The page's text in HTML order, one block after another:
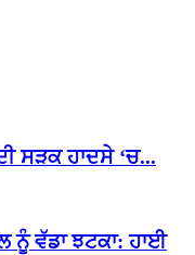
ਸੜਕ ਹਾਦਸੇ ‘ਚ...
ਨੂੰ ਵੱਡਾ ਝਟਕਾ: ਹਾਈ